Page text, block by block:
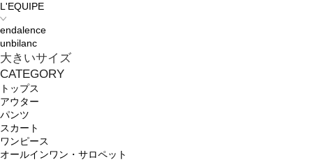
L'EQUIPE
endalence
unbilanc
大きいサイズ
CATEGORY
トップス
アウター
パンツ
スカート
ワンピース
オールインワン・サロペット